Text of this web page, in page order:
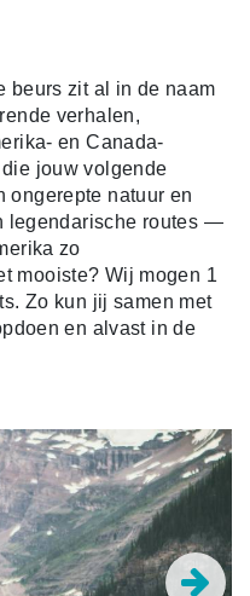
beurs zit al in de naam
verhalen,
en Canada-
jouw volgende
ongerepte natuur en
legendarische routes —
zo
mooiste? Wij mogen 1
Zo kun jij samen met
en alvast in de